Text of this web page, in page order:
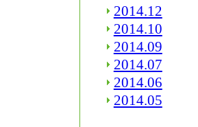
2014.12
2014.10
2014.09
2014.07
2014.06
2014.05